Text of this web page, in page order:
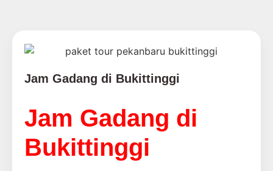
Jam Gadang di Bukittinggi
Jam Gadang di
Bukittinggi